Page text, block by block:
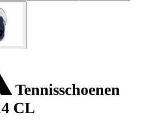
Tennisschoenen
CL